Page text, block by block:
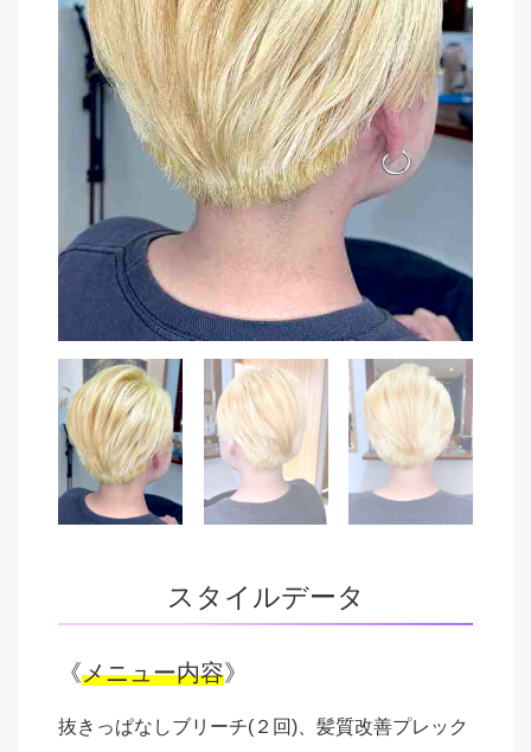
スタイルデータ
《メニュー内容》
抜きっぱなしブリーチ(２回)、髪質改善プレック